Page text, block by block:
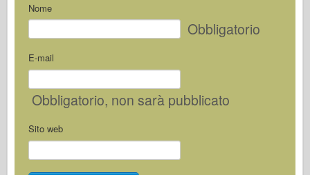
Nome
Obbligatorio
E-mail
Obbligatorio, non sarà pubblicato
Sito web